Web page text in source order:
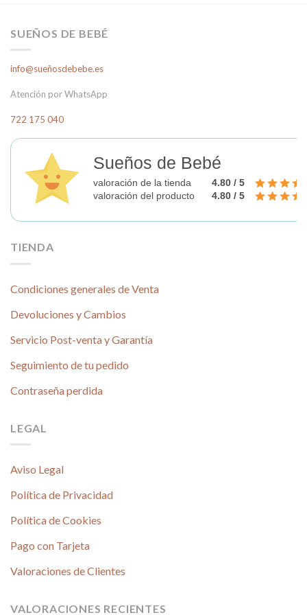
SUEÑOS DE BEBÉ
info@sueñosdebebe.es
Atención por WhatsApp
722 175 040
Sueños de Bebé
valoración de la tienda
4.80 / 5
valoración del producto
4.80 / 5
TIENDA
Condiciones generales de Venta
Devoluciones y Cambios
Servicio Post-venta y Garantía
Seguimiento de tu pedido
Contraseña perdida
LEGAL
Aviso Legal
Política de Privacidad
Política de Cookies
Pago con Tarjeta
Valoraciones de Clientes
VALORACIONES RECIENTES